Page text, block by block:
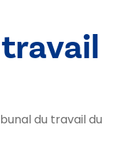
du travail du